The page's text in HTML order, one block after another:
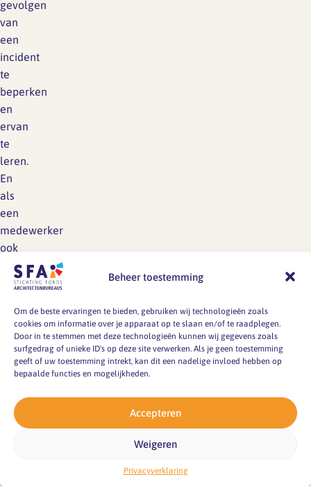
Beheer toestemming
Om de beste ervaringen te bieden, gebruiken wij technologieën zoals
cookies om informatie over je apparaat op te slaan en/of te raadplegen.
Door in te stemmen met deze technologieën kunnen wij gegevens zoals
surfgedrag of unieke ID's op deze site verwerken. Als je geen toestemming
geeft of uw toestemming intrekt, kan dit een nadelige invloed hebben op
bepaalde functies en mogelijkheden.
Accepteren
Weigeren
Privacyverklaring
gevolgen
van
een
incident
te
beperken
en
ervan
te
leren.
En
als
een
medewerker
ook
weken
van
stress
houdt,
belangrijk
om